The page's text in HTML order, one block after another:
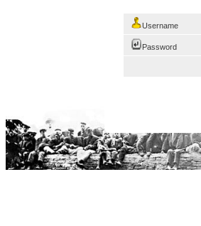
Username
Password